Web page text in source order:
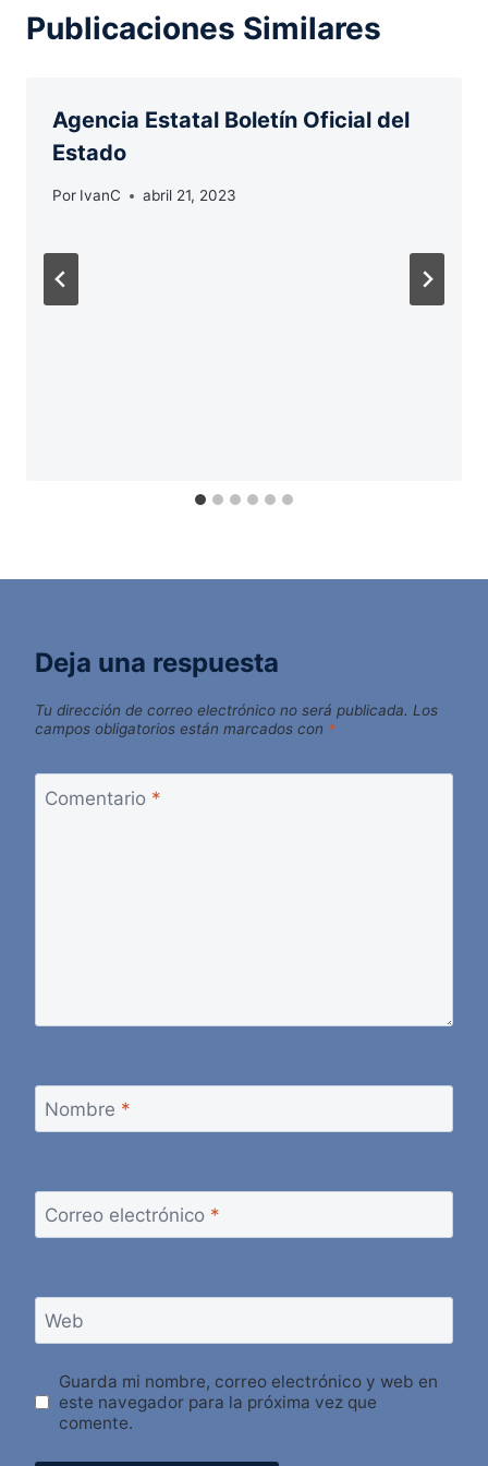
Publicaciones Similares
Agencia Estatal Boletín Oficial del
Estado
Por IvanC abril 21, 2023
Deja una respuesta
Tu dirección de correo electrónico no será publicada. Los
campos obligatorios están marcados con *
Comentario *
Nombre *
Correo electrónico *
Web
Guarda mi nombre, correo electrónico y web en
este navegador para la próxima vez que
comente.